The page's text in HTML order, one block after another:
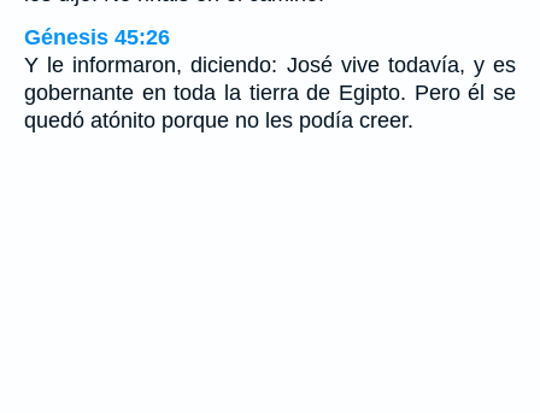
Génesis 45:26
Y le informaron, diciendo: José vive todavía, y es
gobernante en toda la tierra de Egipto. Pero él se
quedó atónito porque no les podía creer.